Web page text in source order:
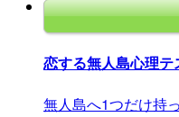
恋する無人島心理テ
無人島へ1つだけ持